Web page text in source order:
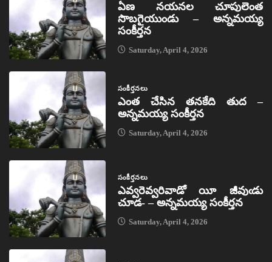
ఏణ నయనల చూపులెంత
సొబగైయుండు – అన్నమయ్య
సంకీర్తన
Saturday, April 4, 2026
సంకీర్తనలు
ఎంత చేసిన తనకేది తుద –
అన్నమయ్య సంకీర్తన
Saturday, April 4, 2026
సంకీర్తనలు
ఎవ్వరెవ్వరివాడో యీ జీవుఁడు
చూడ- – అన్నమయ్య సంకీర్తన
Saturday, April 4, 2026